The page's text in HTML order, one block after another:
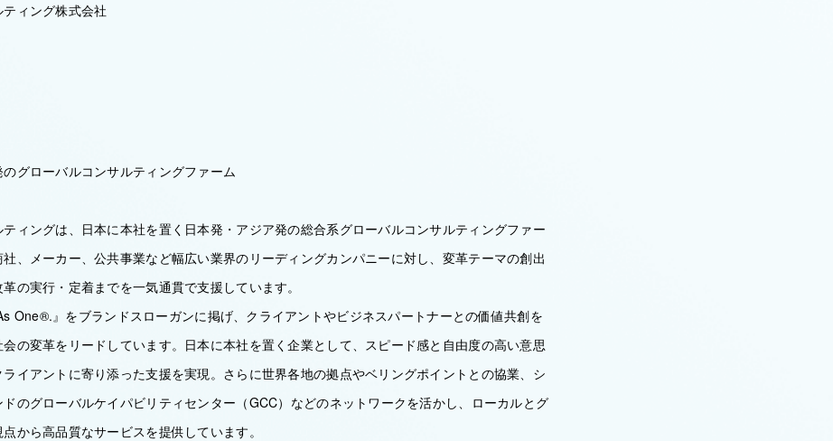
ィング株式会社
グローバルコンサルティングファーム
ィングは、日本に本社を置く日本発・アジア発の総合系グローバルコンサルティングファー
、メーカー、公共事業など幅広い業界のリーディングカンパニーに対し、変革テーマの創出
の実行・定着までを一気通貫で支援しています。
One®.』をブランドスローガンに掲げ、クライアントやビジネスパートナーとの価値共創を
の変革をリードしています。日本に本社を置く企業として、スピード感と自由度の高い意思
イアントに寄り添った支援を実現。さらに世界各地の拠点やベリングポイントとの協業、シ
ドのグローバルケイパビリティセンター（GCC）などのネットワークを活かし、ローカルとグ
から高品質なサービスを提供しています。